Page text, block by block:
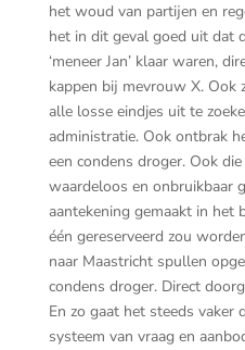
het woud van partijen en
het in dit geval goed uit dat
‘meneer Jan’ klaar waren,
kappen bij mevrouw X. Ook
alle losse eindjes uit te
administratie. Ook ontbrak
een condens droger. Ook
waardeloos en onbruikbaar
aantekening gemaakt in het
één gereserveerd zou
naar Maastricht spullen
condens droger. Direct
En zo gaat het steeds vaker
systeem van vraag en